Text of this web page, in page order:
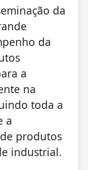
da
da
a
na
toda a
a
produtos
industrial.